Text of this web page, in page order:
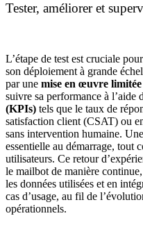
Tester, améliorer et
L’étape de test est cruciale
son déploiement à grande
par une mise en œuvre limitée
suivre sa performance à l’aide
(KPIs) tels que le taux de
satisfaction client (CSAT) ou
sans intervention humaine.
essentielle au démarrage, tout
utilisateurs. Ce retour
le mailbot de manière
les données utilisées et en
cas d’usage, au fil de
opérationnels.